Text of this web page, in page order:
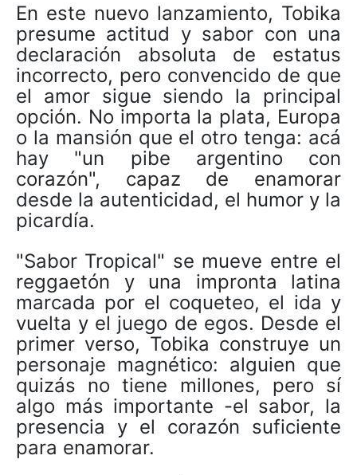
En este nuevo lanzamiento, Tobika
presume actitud y sabor con una
declaración absoluta de estatus
incorrecto, pero convencido de que
el amor sigue siendo la principal
opción. No importa la plata, Europa
o la mansión que el otro tenga: acá
hay "un pibe argentino con
corazón", capaz de enamorar
desde la autenticidad, el humor y la
picardía.
"Sabor Tropical" se mueve entre el
reggaetón y una impronta latina
marcada por el coqueteo, el ida y
vuelta y el juego de egos. Desde el
primer verso, Tobika construye un
personaje magnético: alguien que
quizás no tiene millones, pero sí
algo más importante -el sabor, la
presencia y el corazón suficiente
para enamorar.